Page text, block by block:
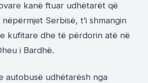
kanë ftuar udhëtarët që
Serbisë, t’i shmangin
kufitare dhe të përdorin atë në
i Bardhë.
autobusë udhëtarësh nga